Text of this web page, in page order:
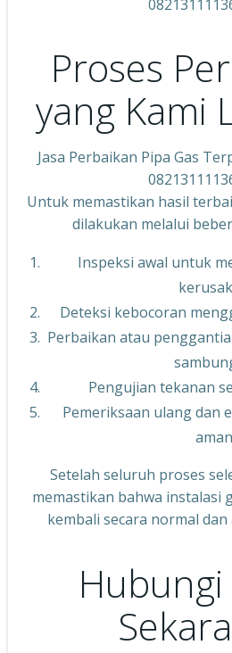
Proses
yang Kami
Jasa Perbaikan Pipa Gas
Untuk memastikan hasil
dilakukan melalui
Inspeksi awal untuk
Deteksi kebocoran
Perbaikan atau
Pengujian tekanan
Pemeriksaan ulang dan
aman
Setelah seluruh proses
memastikan bahwa instalasi
kembali secara normal
Hubungi